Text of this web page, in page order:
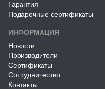
Гарантия
Подарочные сертификаты
ИНФОРМАЦИЯ
Новости
Производители
Сертификаты
Сотрудничество
Контакты